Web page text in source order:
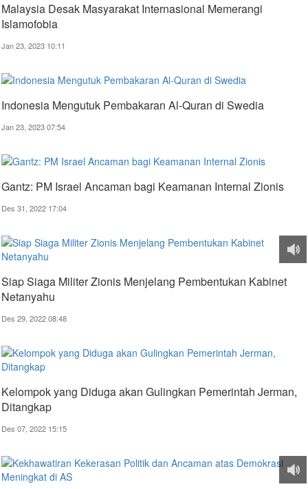
Malaysia Desak Masyarakat Internasional Memerangi
Islamofobia
Jan 23, 2023 10:11
Indonesia Mengutuk Pembakaran Al-Quran di Swedia
Jan 23, 2023 07:54
Gantz: PM Israel Ancaman bagi Keamanan Internal Zionis
Des 31, 2022 17:04
Siap Siaga Militer Zionis Menjelang Pembentukan Kabinet
Netanyahu
Des 29, 2022 08:48
Kelompok yang Diduga akan Gulingkan Pemerintah Jerman,
Ditangkap
Des 07, 2022 15:15